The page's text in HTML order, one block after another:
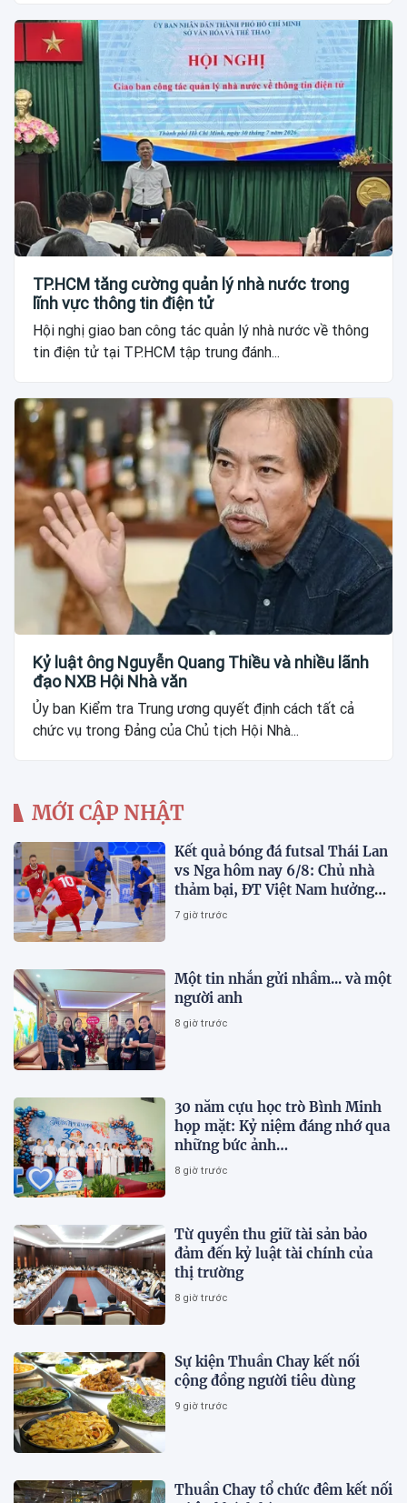
TP.HCM tăng cường quản lý nhà nước trong
lĩnh vực thông tin điện tử
Hội nghị giao ban công tác quản lý nhà nước về thông
tin điện tử tại TP.HCM tập trung đánh...
Kỷ luật ông Nguyễn Quang Thiều và nhiều lãnh
đạo NXB Hội Nhà văn
Ủy ban Kiểm tra Trung ương quyết định cách tất cả
chức vụ trong Đảng của Chủ tịch Hội Nhà...
MỚI CẬP NHẬT
Kết quả bóng đá futsal Thái Lan
vs Nga hôm nay 6/8: Chủ nhà
thảm bại, ĐT Việt Nam hưởng
lợi lớn
7 giờ trước
Một tin nhắn gửi nhầm... và một
người anh
8 giờ trước
30 năm cựu học trò Bình Minh
họp mặt: Kỷ niệm đáng nhớ qua
những bức ảnh…
8 giờ trước
Từ quyền thu giữ tài sản bảo
đảm đến kỷ luật tài chính của
thị trường
8 giờ trước
Sự kiện Thuần Chay kết nối
cộng đồng người tiêu dùng
9 giờ trước
Thuần Chay tổ chức đêm kết nối